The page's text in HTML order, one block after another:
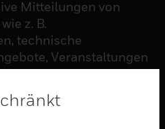
Mitteilungen von
z. B.
technische
Veranstaltungen
Sonderangebote